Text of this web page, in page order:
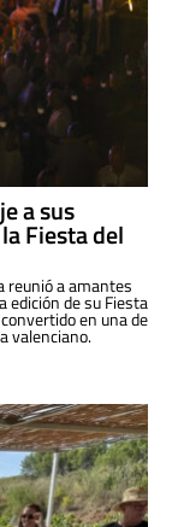
a sus
Fiesta del
reunió a amantes
edición de su Fiesta
en una de
valenciano.